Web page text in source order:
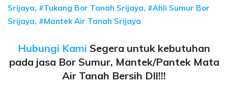
Srijaya, #Tukang Bor Tanah Srijaya, #Ahli Sumur Bor
Srijaya, #Mantek Air Tanah Srijaya
Hubungi Kami Segera untuk kebutuhan
pada jasa Bor Sumur, Mantek/Pantek Mata
Air Tanah Bersih Dll!!!